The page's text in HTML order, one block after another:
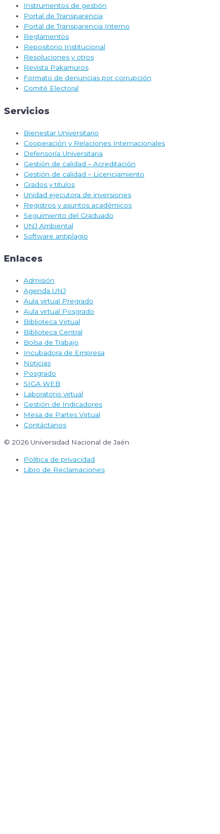
Instrumentos de gestión
Portal de Transparencia
Portal de Transparencia Interno
Reglamentos
Repositorio Institucional
Resoluciones y otros
Revista Pakamuros
Formato de denuncias por corrupción
Comité Electoral
Servicios
Bienestar Universitario
Cooperación y Relaciones Internacionales
Defensoría Universitaria
Gestión de calidad – Acreditación
Gestión de calidad – Licenciamiento
Grados y titulos
Unidad ejecutora de inversiones
Registros y asuntos académicos
Seguimiento del Graduado
UNJ Ambiental
Software antiplagio
Enlaces
Admisión
Agenda UNJ
Aula virtual Pregrado
Aula virtual Posgrado
Biblioteca Virtual
Biblioteca Central
Bolsa de Trabajo
Incubadora de Empresa
Noticias
Posgrado
SIGA WEB
Laboratorio virtual
Gestión de Indicadores
Mesa de Partes Virtual
Contáctanos
© 2026 Universidad Nacional de Jaén.
Política de privacidad
Libro de Reclamaciones